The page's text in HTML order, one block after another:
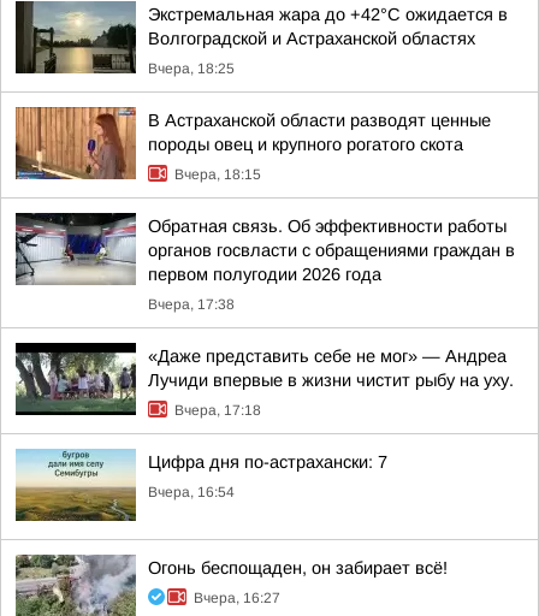
Экстремальная жара до +42°C ожидается в
Волгоградской и Астраханской областях
Вчера, 18:25
В Астраханской области разводят ценные
породы овец и крупного рогатого скота
Вчера, 18:15
Обратная связь. Об эффективности работы
органов госвласти с обращениями граждан в
первом полугодии 2026 года
Вчера, 17:38
«Даже представить себе не мог» — Андреа
Лучиди впервые в жизни чистит рыбу на уху.
Вчера, 17:18
Цифра дня по-астрахански: 7
Вчера, 16:54
Огонь беспощаден, он забирает всё!
Вчера, 16:27